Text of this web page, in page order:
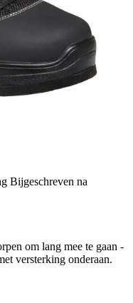
Bijgeschreven na
om lang mee te gaan -
versterking onderaan.